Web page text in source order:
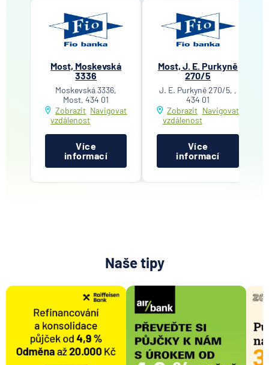
Most, Moskevská
3336
Moskevská 3336,
Most, 434 01
Zobrazit
vzdálenost
Navigovat
Více
informací
Most, J. E. Purkyně
270/5
J. E. Purkyně 270/5, ,
434 01
Zobrazit
vzdálenost
Navigovat
Více
informací
Naše tipy